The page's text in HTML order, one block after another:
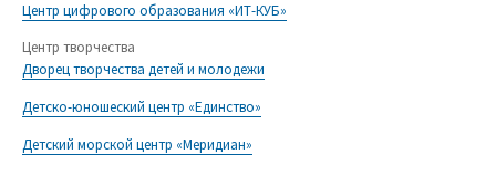
Центр цифрового образования «ИТ-КУБ»
Центр творчества
Дворец творчества детей и молодежи
Детско-юношеский центр «Единство»
Детский морской центр «Меридиан»